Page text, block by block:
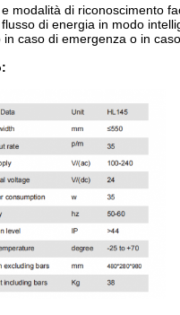
modalità di riconoscimento
di energia in modo
caso di emergenza o in